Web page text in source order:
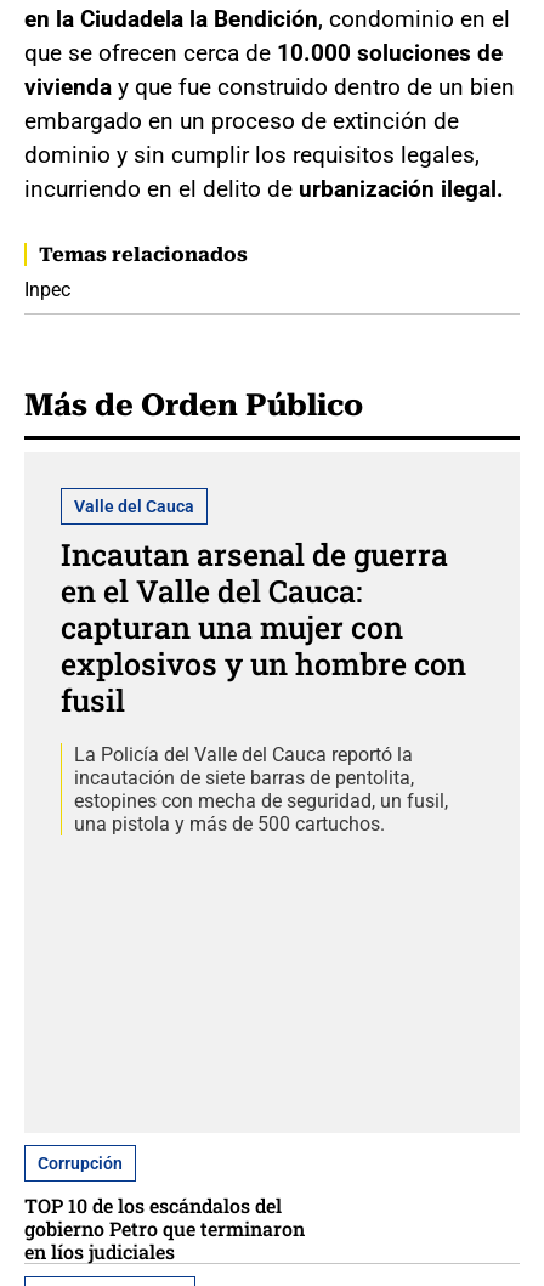
en la Ciudadela la Bendición, condominio en el
que se ofrecen cerca de 10.000 soluciones de
vivienda y que fue construido dentro de un bien
embargado en un proceso de extinción de
dominio y sin cumplir los requisitos legales,
incurriendo en el delito de urbanización ilegal.
Temas relacionados
Inpec
Más de Orden Público
Valle del Cauca
Incautan arsenal de guerra
en el Valle del Cauca:
capturan una mujer con
explosivos y un hombre con
fusil
La Policía del Valle del Cauca reportó la
incautación de siete barras de pentolita,
estopines con mecha de seguridad, un fusil,
una pistola y más de 500 cartuchos.
Corrupción
TOP 10 de los escándalos del
gobierno Petro que terminaron
en líos judiciales